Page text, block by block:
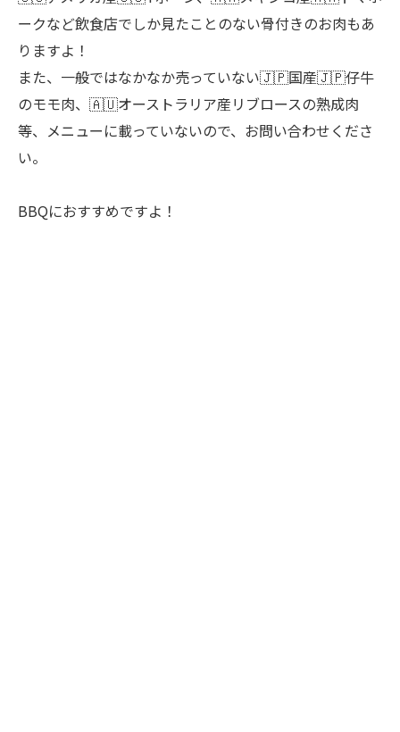
ークなど飲食店でしか見たことのない骨付きのお肉もあ
りますよ！
また、一般ではなかなか売っていない🇯🇵国産🇯🇵仔牛
のモモ肉、🇦🇺オーストラリア産リブロースの熟成肉
等、メニューに載っていないので、お問い合わせくださ
い。
BBQにおすすめですよ！